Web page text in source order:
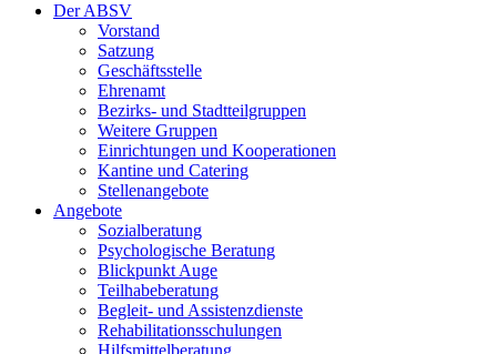
Der ABSV
Vorstand
Satzung
Geschäftsstelle
Ehrenamt
Bezirks- und Stadtteilgruppen
Weitere Gruppen
Einrichtungen und Kooperationen
Kantine und Catering
Stellenangebote
Angebote
Sozialberatung
Psychologische Beratung
Blickpunkt Auge
Teilhabeberatung
Begleit- und Assistenzdienste
Rehabilitationsschulungen